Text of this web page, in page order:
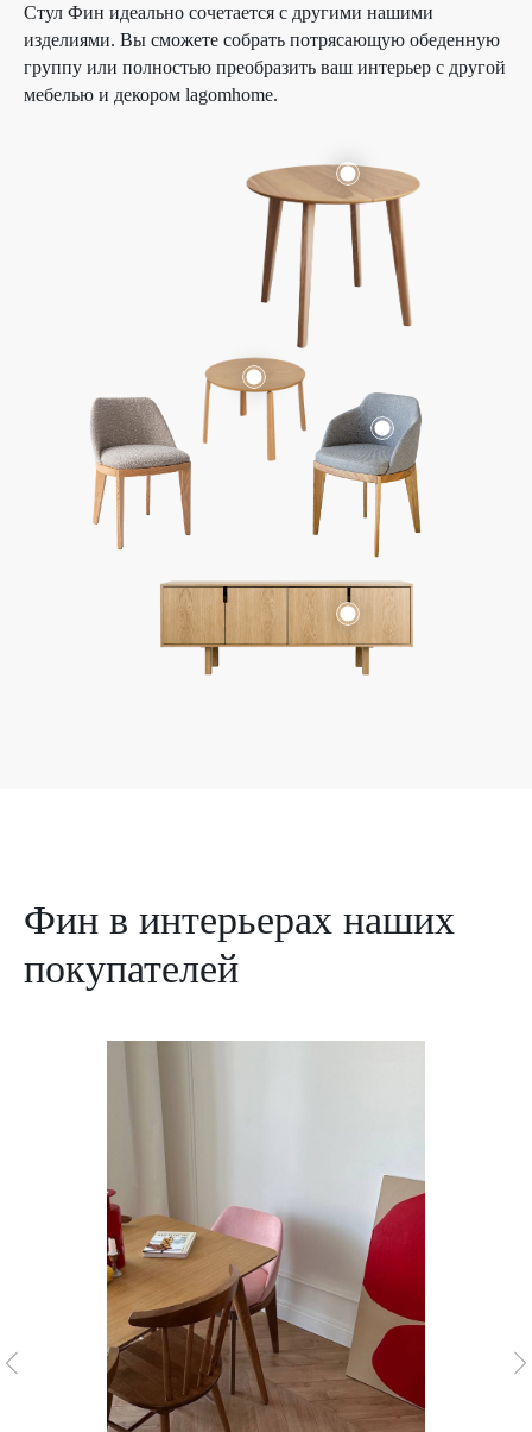
Стул Фин идеально сочетается с другими нашими
изделиями. Вы сможете собрать потрясающую обеденную
группу или полностью преобразить ваш интерьер с другой
мебелью и декором lagomhome.
Фин в интерьерах наших
покупателей